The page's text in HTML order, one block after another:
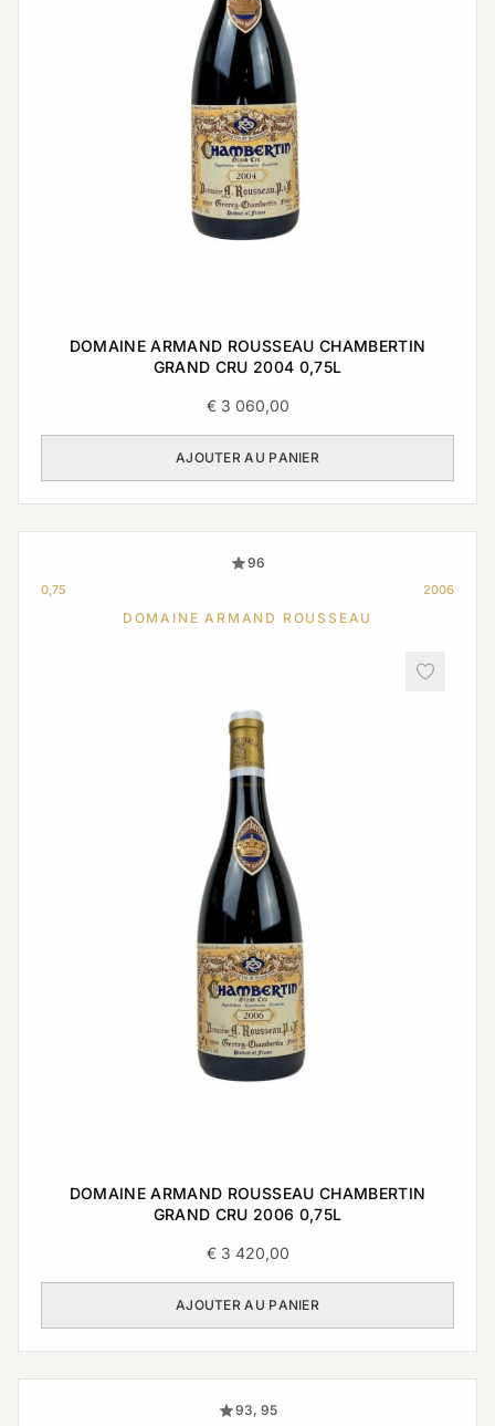
DOMAINE ARMAND ROUSSEAU CHAMBERTIN
GRAND CRU 2004 0,75L
€3 060,00
AJOUTER AU PANIER
96
0,75 2006
DOMAINE ARMAND ROUSSEAU
DOMAINE ARMAND ROUSSEAU CHAMBERTIN
GRAND CRU 2006 0,75L
€3 420,00
AJOUTER AU PANIER
93, 95